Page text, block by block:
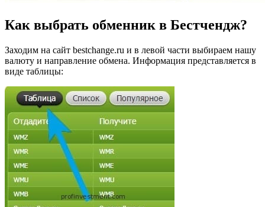
Как выбрать обменник в Бестчендж?
Заходим на сайт bestchange.ru и в левой части выбираем нашу
валюту и направление обмена. Информация представляется в
виде таблицы: